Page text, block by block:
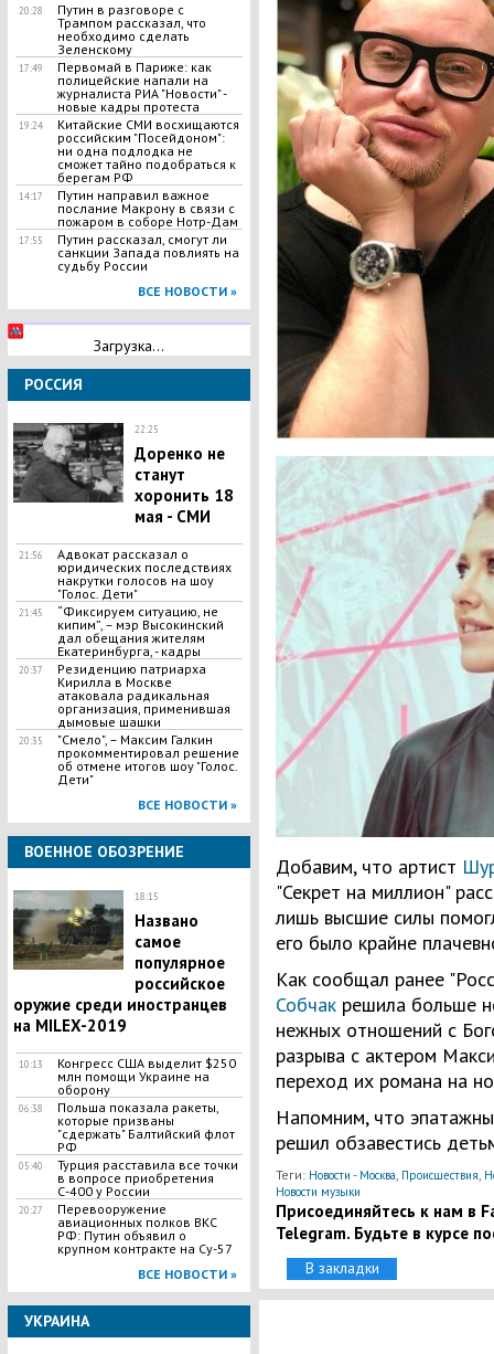
20:28
Путин в разговоре с
Трампом рассказал, что
необходимо сделать
Зеленскому
17:49
Первомай в Париже: как
полицейские напали на
журналиста РИА "Новости" -
новые кадры протеста
19:24
Китайские СМИ восхищаются
российским "Посейдоном":
ни одна подлодка не
сможет тайно подобраться к
берегам РФ
14:17
Путин направил важное
послание Макрону в связи с
пожаром в соборе Нотр-Дам
17:55
Путин рассказал, смогут ли
санкции Запада повлиять на
судьбу России
ВСЕ НОВОСТИ »
Загрузка...
РОССИЯ
22:25
Доренко не
станут
хоронить 18
мая - СМИ
21:56
Адвокат рассказал о
юридических последствиях
накрутки голосов на шоу
"Голос. Дети"
21:45
“Фиксируем ситуацию, не
кипим”, – мэр Высокинский
дал обещания жителям
Екатеринбурга, - кадры
20:37
Резиденцию патриарха
Кирилла в Москве
атаковала радикальная
организация, применившая
дымовые шашки
20:35
"Смело", – Максим Галкин
прокомментировал решение
об отмене итогов шоу "Голос.
Дети"
ВСЕ НОВОСТИ »
ВОЕННОЕ ОБОЗРЕНИЕ
18:15
Названо
самое
популярное
российское
оружие среди иностранцев
на MILEX-2019
10:13
Конгресс США выделит $250
млн помощи Украине на
оборону
06:38
Польша показала ракеты,
которые призваны
"сдержать" Балтийский флот
РФ
05:40
Турция расставила все точки
в вопросе приобретения
С-400 у России
20:27
Перевооружение
авиационных полков ВКС
РФ: Путин объявил о
крупном контракте на Су-57
ВСЕ НОВОСТИ »
УКРАИНА
Добавим, что артист
"Секрет на миллион"
лишь высшие силы
его было крайне
Как сообщал ранее
Собчак решила больше
нежных отношений с
разрыва с актером
переход их романа на
Напомним, что
решил обзавестись
Теги: Новости - Москва, Происшествия,
Новости музыки
Присоединяйтесь к нам в
Telegram. Будьте в курсе
В закладки